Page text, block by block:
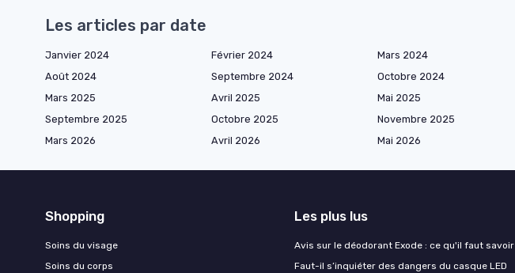
Les articles par date
Janvier 2024 Février 2024 Mars 2024
Août 2024
Septembre 2024 Octobre 2024
Mars 2025
Avril 2025 Mai 2025
Septembre 2025
Octobre 2025 Novembre 2025
Mars 2026
Avril 2026 Mai 2026
Shopping
Soins du visage
Soins du corps
Les plus lus
Avis sur le déodorant Exode : ce qu'il faut savoir
Faut-il s’inquiéter des dangers du casque LED